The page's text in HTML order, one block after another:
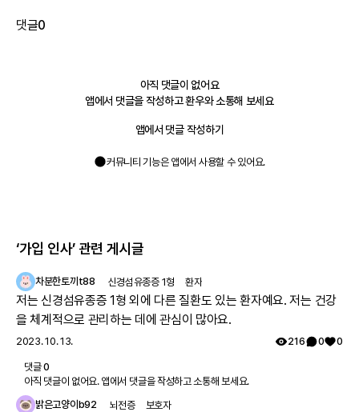
댓글0
아직 댓글이 없어요
앱에서 댓글을 작성하고 환우와 소통해 보세요
앱에서 댓글 작성하기
커뮤니티 기능은 앱에서 사용할 수 있어요.
‘가입 인사’ 관련 게시글
차분한토끼t88 신경섬유종증 1형 환자
저는 신경섬유종증 1형 외에 다른 질환도 있는 환자예요. 저는 건강
을 체계적으로 관리하는 데에 관심이 많아요.
2023. 10. 13. 216 0 0
댓글0
아직 댓글이 없어요. 앱에서 댓글을 작성하고 소통해 보세요.
밝은고양이b92
뇌전증 보호자